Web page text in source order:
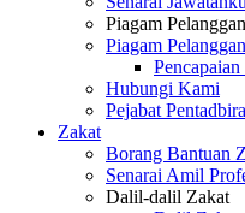
Piagam Pelanggan
Piagam Pelanggan
Hubungi Kami
Pejabat
Zakat
Borang Bantuan
Senarai Amil
Dalil-dalil Zakat